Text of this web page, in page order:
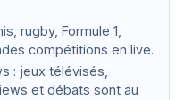
rugby, Formule 1,
compétitions en live.
: jeux télévisés,
et débats sont au